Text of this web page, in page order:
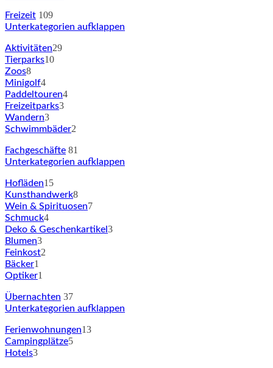
Freizeit 109
Unterkategorien aufklappen
Aktivitäten29
Tierparks10
Zoos8
Minigolf4
Paddeltouren4
Freizeitparks3
Wandern3
Schwimmbäder2
Fachgeschäfte 81
Unterkategorien aufklappen
Hofläden15
Kunsthandwerk8
Wein & Spirituosen7
Schmuck4
Deko & Geschenkartikel 3
Blumen3
Feinkost2
Bäcker1
Optiker1
Übernachten 37
Unterkategorien aufklappen
Ferienwohnungen13
Campingplätze5
Hotels3